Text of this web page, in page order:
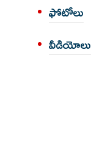
ఫోటోలు
వీడియోలు